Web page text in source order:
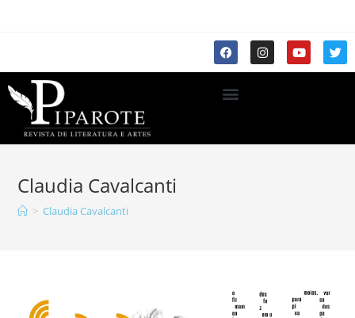
Claudia Cavalcanti
> Claudia Cavalcanti